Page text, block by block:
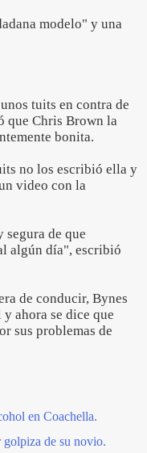
modelo" y una
tuits en contra de
que Chris Brown la
bonita.
no los escribió ella y
video con la
segura de que
algún día", escribió
de conducir, Bynes
ahora se dice que
sus problemas de
en Coachella.
golpiza de su novio.